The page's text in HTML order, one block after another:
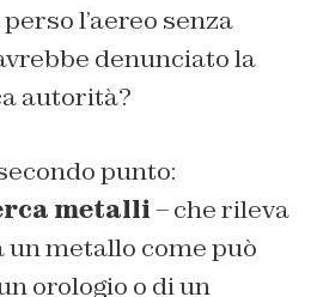
l’aereo senza
denunciato la
autorità?
punto:
metalli– che rileva
un metallo come può
orologio o di un